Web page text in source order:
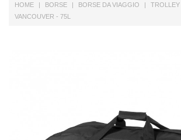
HOME BORSE BORSE DA VIAGGIO
TROLLEY
VANCOUVER - 75L